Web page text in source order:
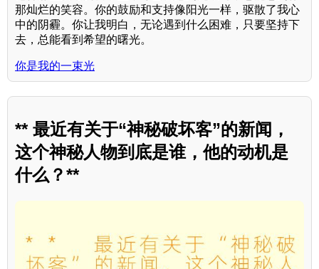
那灿烂的笑容。你的鼓励和支持像阳光一样，驱散了我心
中的阴霾。你让我明白，无论遇到什么困难，只要坚持下
去，总能看到希望的曙光。
你是我的一束光
** 最近有关于“神秘破坏客”的新闻，
这个神秘人物到底是谁，他的动机是
什么？**